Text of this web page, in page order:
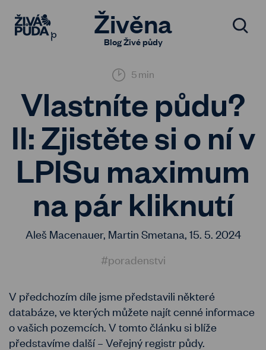
Živěna
Blog Živé půdy
5 min
Vlastníte půdu?
II: Zjistěte si o ní v
LPISu maximum
na pár kliknutí
Aleš Macenauer, Martin Smetana, 15. 5. 2024
#poradenstvi
V předchozím díle jsme představili některé
databáze, ve kterých můžete najít cenné informace
o vašich pozemcích. V tomto článku si blíže
představíme další – Veřejný registr půdy.